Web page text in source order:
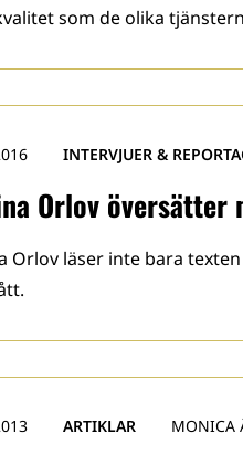
som de olika
Orlov översätter
INTERVJUER &
Orlov läser inte bara
ARTIKLAR MONICA